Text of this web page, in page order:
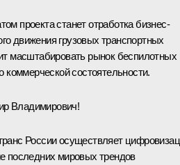
проекта станет отработка бизнес-
движения грузовых транспортных
масштабировать рынок беспилотных
коммерческой состоятельности.
Владимирович!
России осуществляет
последних мировых трендов